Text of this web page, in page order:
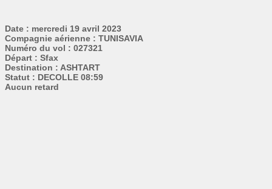
Date : mercredi 19 avril 2023
Compagnie aérienne : TUNISAVIA
Numéro du vol : 027321
Départ : Sfax
Destination : ASHTART
Statut : DECOLLE 08:59
Aucun retard